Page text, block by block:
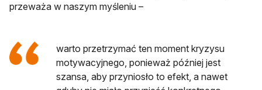
przeważa w naszym myśleniu –
warto przetrzymać ten moment kryzysu
motywacyjnego, ponieważ później jest
szansa, aby przyniosło to efekt, a nawet